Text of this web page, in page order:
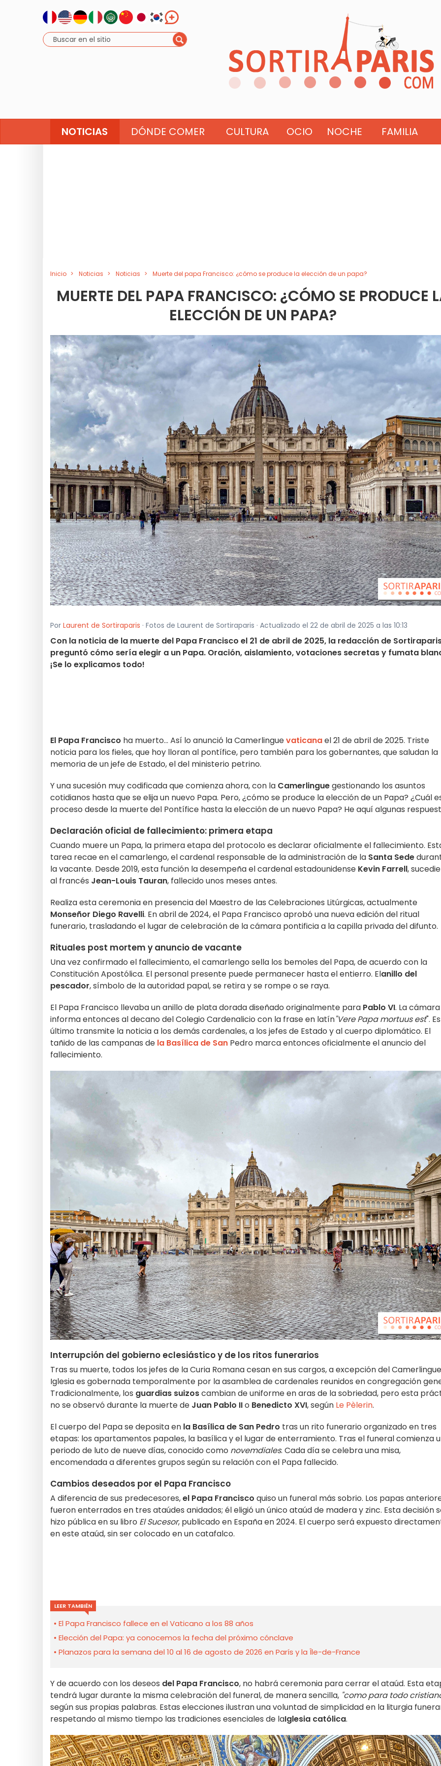
NOTICIAS DÓNDE COMER CULTURA OCIO NOCHE FAMILIA
Inicio Noticias Noticias Muerte del papa Francisco: ¿cómo se produce la elección de un papa?
MUERTE DEL PAPA FRANCISCO: ¿CÓMO SE PRODUCE
ELECCIÓN DE UN PAPA?
Por Laurent de Sortiraparis · Fotos de Laurent de Sortiraparis · Actualizado el 22 de abril de 2025 a las 10:13
Con la noticia de la muerte del Papa Francisco el 21 de abril de 2025, la redacción de
preguntó cómo sería elegir a un Papa. Oración, aislamiento, votaciones secretas y fumata
¡Se lo explicamos todo!
El Papa Francisco ha muerto... Así lo anunció la Camerlinguevaticanael 21 de abril de 2025. Triste
noticia para los fieles, que hoy lloran al pontífice, pero también para los gobernantes, que saludan la
memoria de un jefe de Estado, el del ministerio petrino.
Y una sucesión muy codificada que comienza ahora, con la Camerlinguegestionando los asuntos
cotidianos hasta que se elija un nuevo Papa. Pero, ¿cómo se produce la elección de un Papa? ¿Cuál
proceso desde la muerte del Pontífice hasta la elección de un nuevo Papa? He aquí algunas
Declaración oficial de fallecimiento: primera etapa
Cuando muere un Papa, la primera etapa del protocolo es declarar oficialmente el fallecimiento.
tarea recae en el camarlengo, el cardenal responsable de la administración de la Santa Sede
la vacante. Desde 2019, esta función la desempeña el cardenal estadounidense Kevin Farrell,
al francés Jean-Louis Tauran, fallecido unos meses antes.
Realiza esta ceremonia en presencia del Maestro de las Celebraciones Litúrgicas, actualmente
Monseñor Diego Ravelli. En abril de 2024, el Papa Francisco aprobó una nueva edición del ritual
funerario, trasladando el lugar de celebración de la cámara pontificia a la capilla privada del difunto.
Rituales post mortem y anuncio de vacante
Una vez confirmado el fallecimiento, el camarlengo sella los bemoles del Papa, de acuerdo con la
Constitución Apostólica. El personal presente puede permanecer hasta el entierro. Elanillo del
pescador, símbolo de la autoridad papal, se retira y se rompe o se raya.
El Papa Francisco llevaba un anillo de plata dorada diseñado originalmente para Pablo VI. La cámara
informa entonces al decano del Colegio Cardenalicio con la frase en latín"Vere Papa mortuus est".
último transmite la noticia a los demás cardenales, a los jefes de Estado y al cuerpo diplomático. El
tañido de las campanas de la Basílica de San Pedro marca entonces oficialmente el anuncio del
fallecimiento.
Interrupción del gobierno eclesiástico y de los ritos funerarios
Tras su muerte, todos los jefes de la Curia Romana cesan en sus cargos, a excepción del
Iglesia es gobernada temporalmente por la asamblea de cardenales reunidos en congregación
Tradicionalmente, los guardias suizoscambian de uniforme en aras de la sobriedad, pero esta
no se observó durante la muerte de Juan Pablo IIo Benedicto XVI, según Le Pèlerin.
El cuerpo del Papa se deposita en la Basílica de San Pedro tras un rito funerario organizado en tres
etapas: los apartamentos papales, la basílica y el lugar de enterramiento. Tras el funeral comienza
periodo de luto de nueve días, conocido como novemdiales. Cada día se celebra una misa,
encomendada a diferentes grupos según su relación con el Papa fallecido.
Cambios deseados por el Papa Francisco
A diferencia de sus predecesores,el Papa Francisco quiso un funeral más sobrio. Los papas
fueron enterrados en tres ataúdes anidados; él eligió un único ataúd de madera y zinc. Esta decisión
hizo pública en su libro El Sucesor, publicado en España en 2024. El cuerpo será expuesto
en este ataúd, sin ser colocado en un catafalco.
LEER TAMBIÉN
El Papa Francisco fallece en el Vaticano a los 88 años
Elección del Papa: ya conocemos la fecha del próximo cónclave
Planazos para la semana del 10 al 16 de agosto de 2026 en París y la Île-de-France
Y de acuerdo con los deseos del Papa Francisco, no habrá ceremonia para cerrar el ataúd. Esta
tendrá lugar durante la misma celebración del funeral, de manera sencilla, "como para todo
según sus propias palabras. Estas elecciones ilustran una voluntad de simplicidad en la liturgia
respetando al mismo tiempo las tradiciones esenciales de laIglesia católica.